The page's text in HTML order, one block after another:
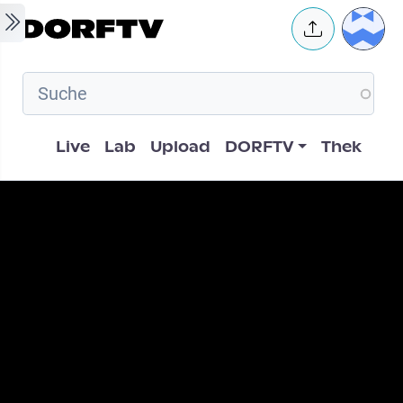
Skip to main content User
Hauptnavigation
Live Lab Upload DORFTV Thek